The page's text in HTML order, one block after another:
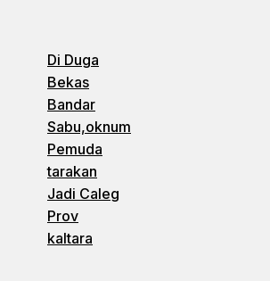
Di Duga
Bekas
Bandar
Sabu,oknum
Pemuda
tarakan
Jadi Caleg
Prov
kaltara